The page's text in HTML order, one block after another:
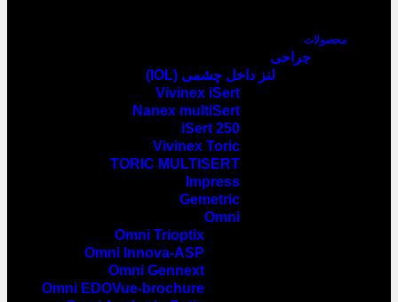
محصولات
جراحی
لنز داخل چشمی (IOL)
Vivinex iSert
Nanex multiSert
iSert 250
Vivinex Toric
TORIC MULTISERT
Impress
Gemetric
Omni
Omni Trioptix
Omni Innova-ASP
Omni Gennext
Omni EDOVue-brochure